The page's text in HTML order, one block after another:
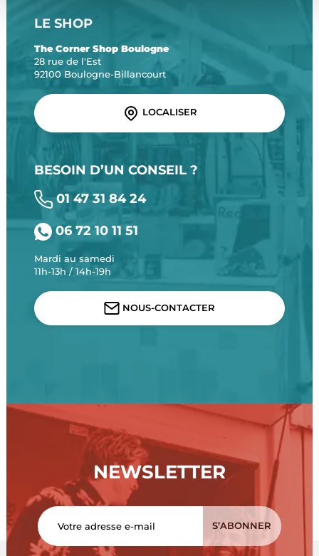
LE SHOP
The Corner Shop Boulogne
28 rue de l'Est
92100 Boulogne-Billancourt
LOCALISER
BESOIN D’UN CONSEIL ?
01 47 31 84 24
06 72 10 11 51
Mardi au samedi
11h-13h / 14h-19h
NOUS-CONTACTER
NEWSLETTER